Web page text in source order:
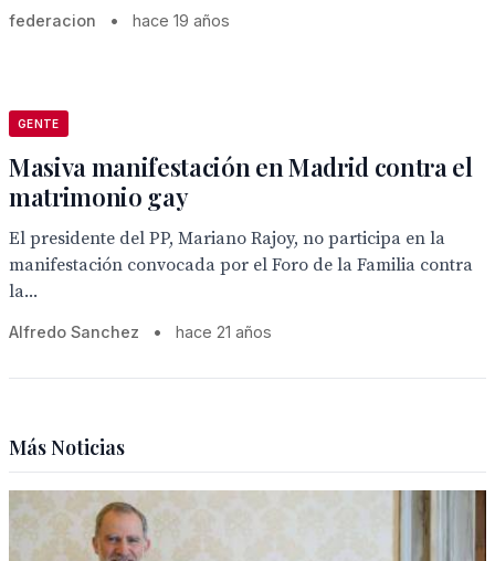
federacion • hace 19 años
GENTE
Masiva manifestación en Madrid contra el
matrimonio gay
El presidente del PP, Mariano Rajoy, no participa en la
manifestación convocada por el Foro de la Familia contra
la...
Alfredo Sanchez • hace 21 años
Más Noticias